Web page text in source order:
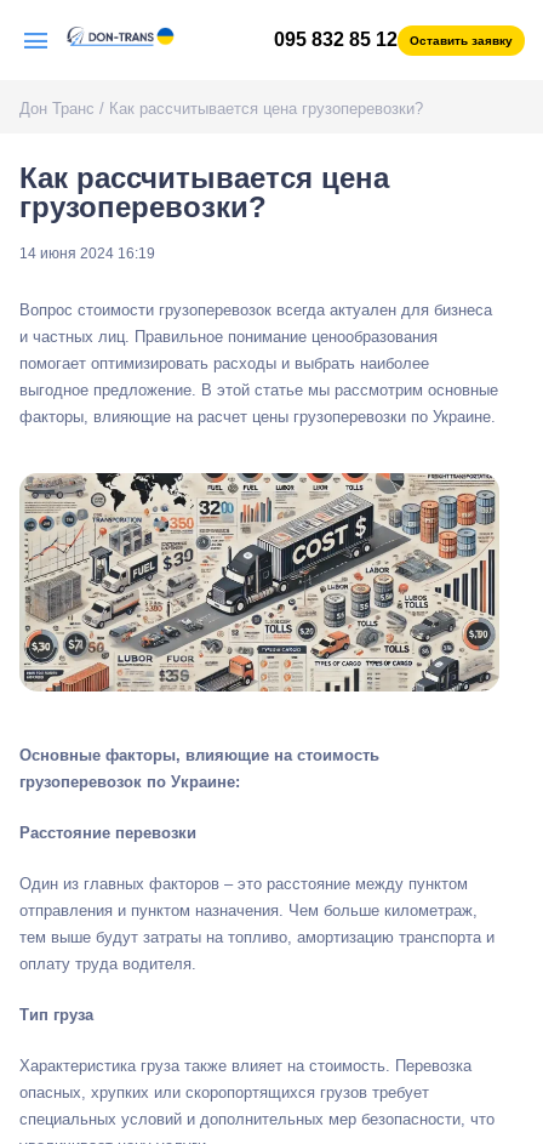
095 832 85 12 Оставить заявку
Дон Транс / Как рассчитывается цена грузоперевозки?
Как рассчитывается цена
грузоперевозки?
14 июня 2024 16:19
Вопрос стоимости грузоперевозок всегда актуален для бизнеса
и частных лиц. Правильное понимание ценообразования
помогает оптимизировать расходы и выбрать наиболее
выгодное предложение. В этой статье мы рассмотрим основные
факторы, влияющие на расчет цены грузоперевозки по Украине.
Основные факторы, влияющие на стоимость
грузоперевозок по Украине:
Расстояние перевозки
Один из главных факторов – это расстояние между пунктом
отправления и пунктом назначения. Чем больше километраж,
тем выше будут затраты на топливо, амортизацию транспорта и
оплату труда водителя.
Тип груза
Характеристика груза также влияет на стоимость. Перевозка
опасных, хрупких или скоропортящихся грузов требует
специальных условий и дополнительных мер безопасности, что